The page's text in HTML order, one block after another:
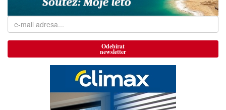
Odebírat
newsletter